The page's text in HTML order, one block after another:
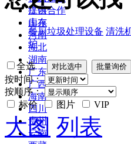
江西
山东
河南
湖北
湖南
广东
广西
海南
四川
贵州
云南
提供合作
库存
餐厨垃圾处理设备 清洗
炉
全选
按时间：
按顺序：
标价
图片 VIP
大图 列表